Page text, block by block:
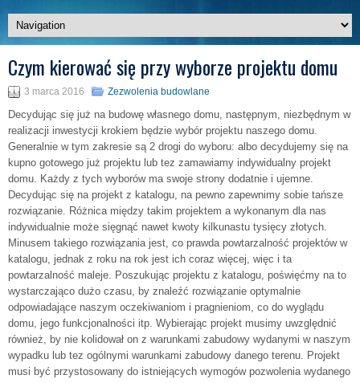
Czym kierować się przy wyborze projektu domu
3 marca 2016 Zezwolenia budowlane
Decydując się już na budowę własnego domu, następnym, niezbędnym w
realizacji inwestycji krokiem będzie wybór projektu naszego domu.
Generalnie w tym zakresie są 2 drogi do wyboru: albo decydujemy się na
kupno gotowego już projektu lub tez zamawiamy indywidualny projekt
domu. Każdy z tych wyborów ma swoje strony dodatnie i ujemne.
Decydując się na projekt z katalogu, na pewno zapewnimy sobie tańsze
rozwiązanie. Różnica między takim projektem a wykonanym dla nas
indywidualnie może sięgnąć nawet kwoty kilkunastu tysięcy złotych.
Minusem takiego rozwiązania jest, co prawda powtarzalność projektów w
katalogu, jednak z roku na rok jest ich coraz więcej, więc i ta
powtarzalność maleje. Poszukując projektu z katalogu, poświęćmy na to
wystarczająco dużo czasu, by znaleźć rozwiązanie optymalnie
odpowiadające naszym oczekiwaniom i pragnieniom, co do wyglądu
domu, jego funkcjonalności itp. Wybierając projekt musimy uwzględnić
również, by nie kolidował on z warunkami zabudowy wydanymi w naszym
wypadku lub tez ogólnymi warunkami zabudowy danego terenu. Projekt
musi być przystosowany do istniejących wymogów pozwolenia wydanego